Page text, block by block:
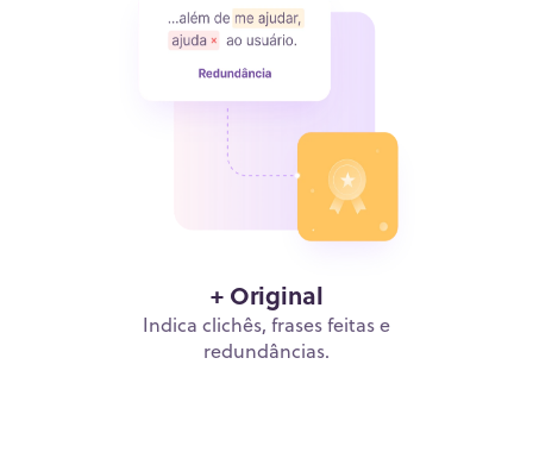
+ Original
Indica clichês, frases feitas e
redundâncias.